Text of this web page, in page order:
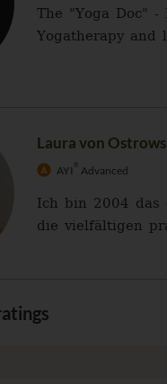
The "Yoga Doc"
Yogatherapy
Laura von
AYI Advanced
Ich bin 2004 das
die vielfältigen